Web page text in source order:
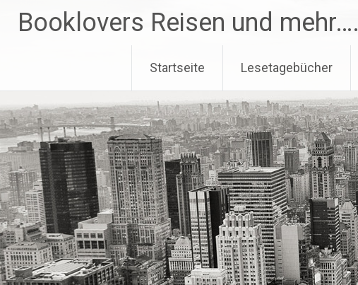
InhaltBooklovers Reisen und mehr….
Startseite Lesetagebücher